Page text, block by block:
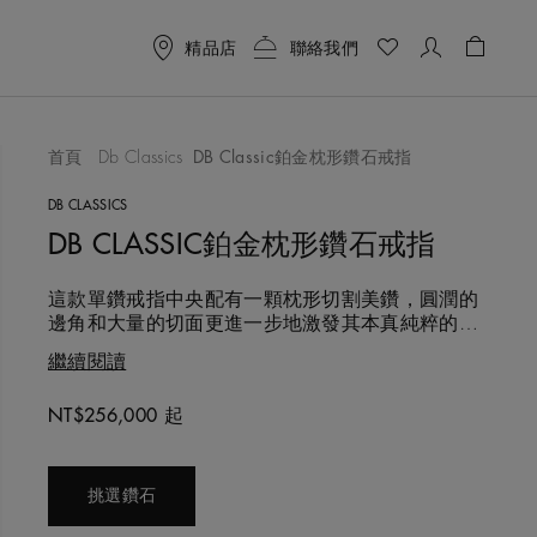
精品店 聯絡我們
愛清單
首頁 Db Classics DB Classic鉑金枕形鑽石戒指
DB CLASSICS
DB CLASSIC鉑金枕形鑽石戒指
這款單鑽戒指中央配有一顆枕形切割美鑽，圓潤的
邊角和大量的切面更進一步地激發其本真純粹的火
的鉑金戒指上，金屬色調使作品充滿了現代氣息。
婚戒指搭配也華美無比。DB Classic系列選用的每
專業工
繼續閱讀
Original price
NT$256,000 起
挑選鑽石